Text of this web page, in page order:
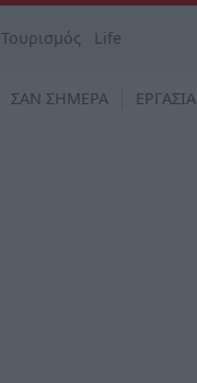
Τουρισμός Life
ΣΑΝ ΣΗΜΕΡΑ ΕΡΓΑΣΙΑ